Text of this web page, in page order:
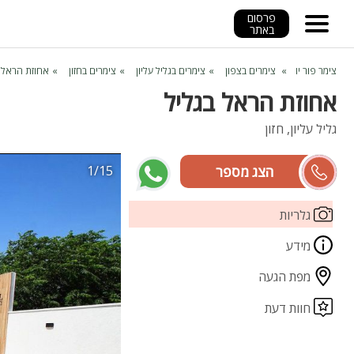
פרסום
באתר
צימר פור יו צימרים בצפון צימרים בגליל עליון צימרים בחזון אחוזת הראל
אחוזת הראל בגליל
גליל עליון, חזון
קורין ורועי
גלריות
מידע
מפת הגעה
חוות דעת
1/15